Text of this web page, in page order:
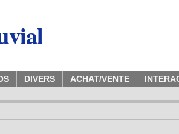
DIVERS ACHAT/VENTE